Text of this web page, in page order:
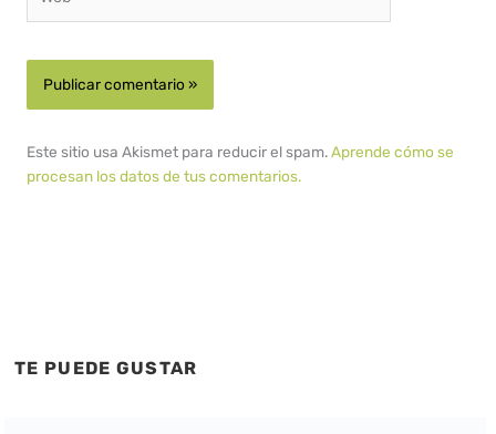
Este sitio usa Akismet para reducir el spam.Aprende cómo se
procesan los datos de tus comentarios.
TE PUEDE GUSTAR